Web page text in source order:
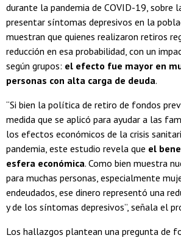
durante la pandemia de COVID-19, sobre
presentar síntomas depresivos en la
muestran que quienes realizaron retiros
reducción en esa probabilidad, con un
según grupos: el efecto fue mayor en
personas con alta carga de deuda.
“Si bien la política de retiro de fondos
medida que se aplicó para ayudar a las
los efectos económicos de la crisis
pandemia, este estudio revela que el
esfera económica. Como bien muestra
para muchas personas, especialmente
endeudados, ese dinero representó una
y de los síntomas depresivos”, señala el
Los hallazgos plantean una pregunta de